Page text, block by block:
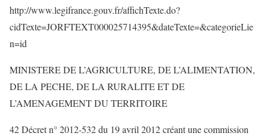
http://www.legifrance.gouv.fr/affichTexte.do?
cidTexte=JORFTEXT000025714395&dateTexte=&categorieLie
n=id
MINISTERE DE L’AGRICULTURE, DE L’ALIMENTATION,
DE LA PECHE, DE LA RURALITE ET DE
L’AMENAGEMENT DU TERRITOIRE
42 Décret n° 2012-532 du 19 avril 2012 créant une commission